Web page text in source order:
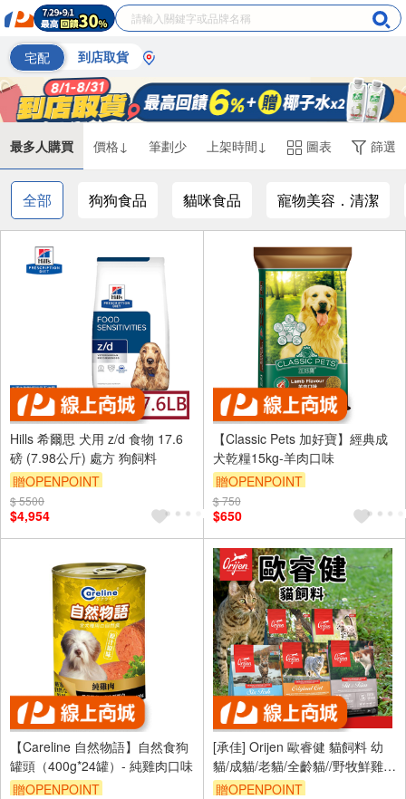
宅配 到店取貨
最多人購買 價格↓ 筆劃少 上架時間↓ 圖表 篩選
全部 狗狗食品 貓咪食品 寵物美容．清潔
Hills 希爾思 犬用 z/d 食物 17.6
磅 (7.98公斤) 處方 狗飼料
贈OPENPOINT
$ 5500
$4,954
【Classic Pets 加好寶】經典成
犬乾糧15kg-羊肉口味
贈OPENPOINT
訂單滿999享95折
$ 750
$650
【Careline 自然物語】自然食狗
罐頭（400g*24罐）- 純雞肉口味
贈OPENPOINT
[承佳] Orijen 歐睿健 貓飼料 幼
貓/成貓/老貓/全齡貓//野牧鮮雞/
挑嘴 無穀貓糧
贈OPENPOINT